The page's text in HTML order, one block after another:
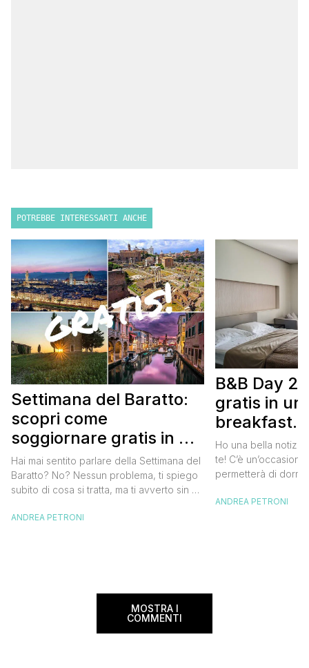
POTREBBE INTERESSARTI ANCHE
Settimana del Baratto:
scopri come
soggiornare gratis in un
bed and breakfast
Hai mai sentito parlare della Settimana del
Baratto? No? Nessun problema, ti spiego
subito di cosa si tratta, ma ti avverto sin da
tantissimo perché ti permetterà di
ANDREA PETRONI
B&B Day
gratis in un
breakfast.
gratis
Ho una bella
te! C’è
permetterà di
meravigliosi del
ANDREA PETRONI
MOSTRA I
COMMENTI